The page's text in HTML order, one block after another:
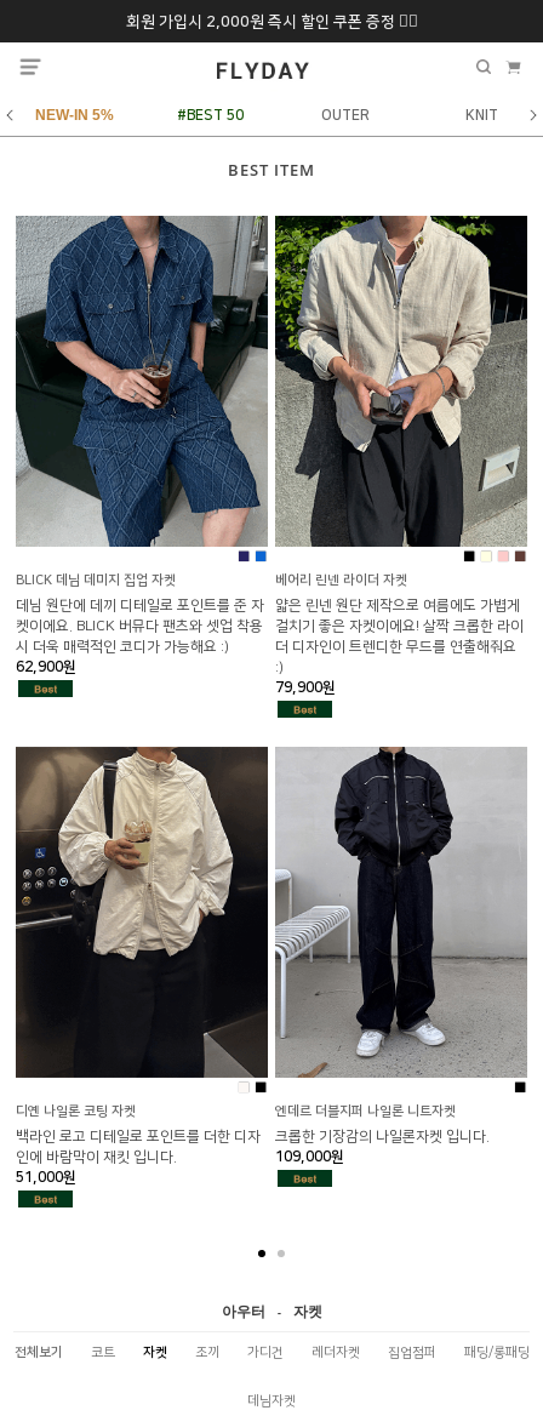
회원 가입시 2,000원 즉시 할인 쿠폰 증정 ❤️‍🔥
추석 특별 할인 10~20% 9/6 화 ~ 9/12월
NEW-IN 5% #BEST 50 OUTER KNIT
BEST ITEM
BLICK 데님 데미지 집업 자켓
데님 원단에 데끼 디테일로 포인트를 준 자
켓이에요. BLICK 버뮤다 팬츠와 셋업 착용
시 더욱 매력적인 코디가 가능해요 :)
62,900원
베어리 린넨 라이더 자켓
얇은 린넨 원단 제작으로 여름에도 가볍게
걸치기 좋은 자켓이에요! 살짝 크롭한 라이
더 디자인이 트렌디한 무드를 연출해줘요
:)
79,900원
디옌 나일론 코팅 자켓
백라인 로고 디테일로 포인트를 더한 디자
인에 바람막이 재킷 입니다.
51,000원
엔데르 더블지퍼 나일론 니트자켓
크롭한 기장감의 나일론자켓 입니다.
109,000원
아우터 - 자켓
전체보기 코트 자켓 조끼 가디건 레더자켓 집업점퍼 패딩/롱패딩
데님자켓